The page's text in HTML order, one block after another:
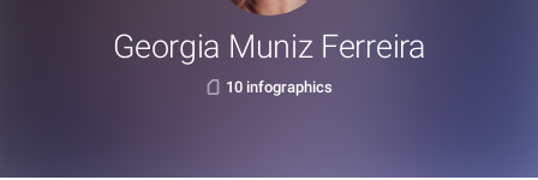
Georgia Muniz Ferreira
10 infographics